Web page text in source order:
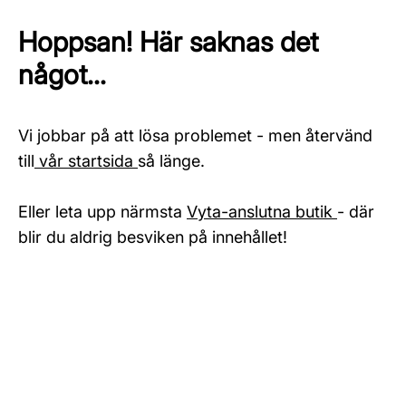
Hoppsan! Här saknas det
något...
Vi jobbar på att lösa problemet - men återvänd
till vår startsida så länge.
Eller leta upp närmsta Vyta-anslutna butik - där
blir du aldrig besviken på innehållet!